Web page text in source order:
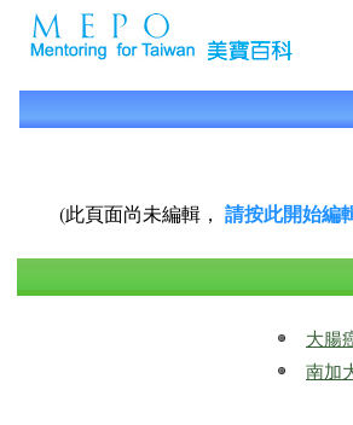
(此頁面尚未編輯， 請按此開始編
大腸
南加